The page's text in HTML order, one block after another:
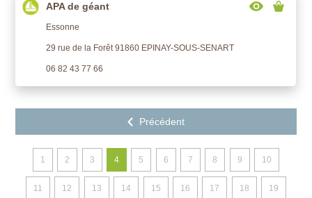
APA de géant
Essonne
29 rue de la Forêt 91860 EPINAY-SOUS-SENART
06 82 43 77 66
1 2 3 4 5 6 7 8 9 10
11 12 13 14 15 16 17 18 19